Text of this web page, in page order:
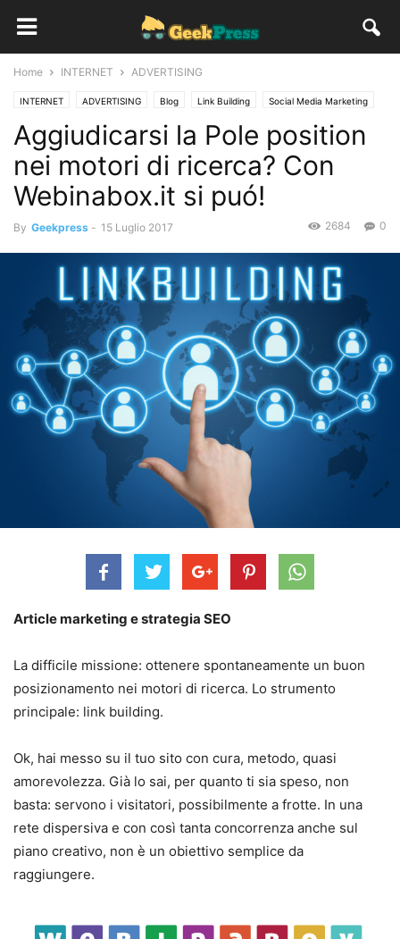
Home INTERNET ADVERTISING
INTERNET ADVERTISING Blog Link Building Social Media Marketing
Aggiudicarsi la Pole position
nei motori di ricerca? Con
Webinabox.it si puó!
By Geekpress - 15 Luglio 2017 0
2684
Article marketing e strategia SEO
La difficile missione: ottenere spontaneamente un buon
posizionamento nei motori di ricerca. Lo strumento
principale: link building.
Ok, hai messo su il tuo sito con cura, metodo, quasi
amorevolezza. Già lo sai, per quanto ti sia speso, non
basta: servono i visitatori, possibilmente a frotte. In una
rete dispersiva e con così tanta concorrenza anche sul
piano creativo, non è un obiettivo semplice da
raggiungere.